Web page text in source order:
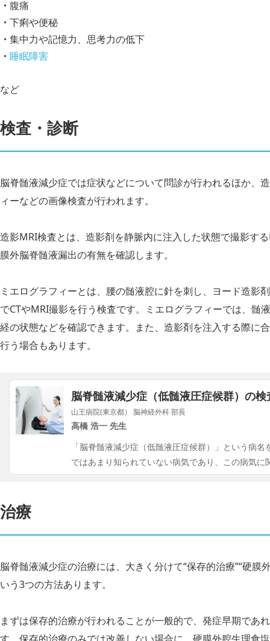
腹痛
下痢や便秘
集中力や記憶力、思考力の低下
睡眠障害
など
検査・診断
脳脊髄液減少症では症状などについて問診が行われるほか、
ィーなどの画像検査が行われます。
造影MRI検査とは、造影剤を静脈内に注入した状態で撮影す
膜外脳脊髄液漏出の有無を確認します。
ミエログラフィーとは、腰の髄液腔に針を刺し、ヨード造影
でCTやMRI撮影を行う検査です。ミエログラフィーでは、髄
経の状態などを確認できます。また、造影剤を注入する際に
行う場合もあります。
脳脊髄液減少症（低髄液圧症候群）の
山王病院(東京都） 脳神経外科 部長
高橋 浩一 先生
「脳脊髄液減少症（低髄液圧症候群）」という病
ではあまり知られていない病気であり、この病気に
治療
脳脊髄液減少症の治療には、大きく分けて“保存的治療”“硬膜
いう3つの方法あります。
まずは保存的治療が行われることが一般的で、発症早期であ